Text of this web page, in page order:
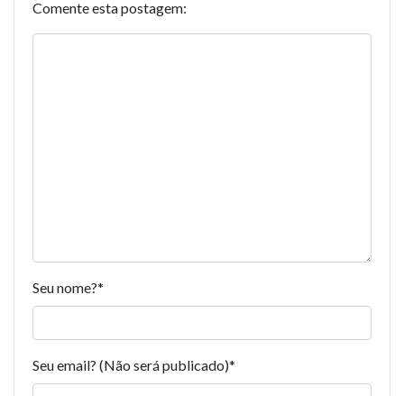
Comente esta postagem:
Seu nome?*
Seu email? (Não será publicado)*